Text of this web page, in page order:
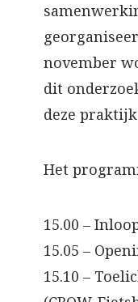
november
dit
deze
Het
15.00 –
15.05 –
15.10 –